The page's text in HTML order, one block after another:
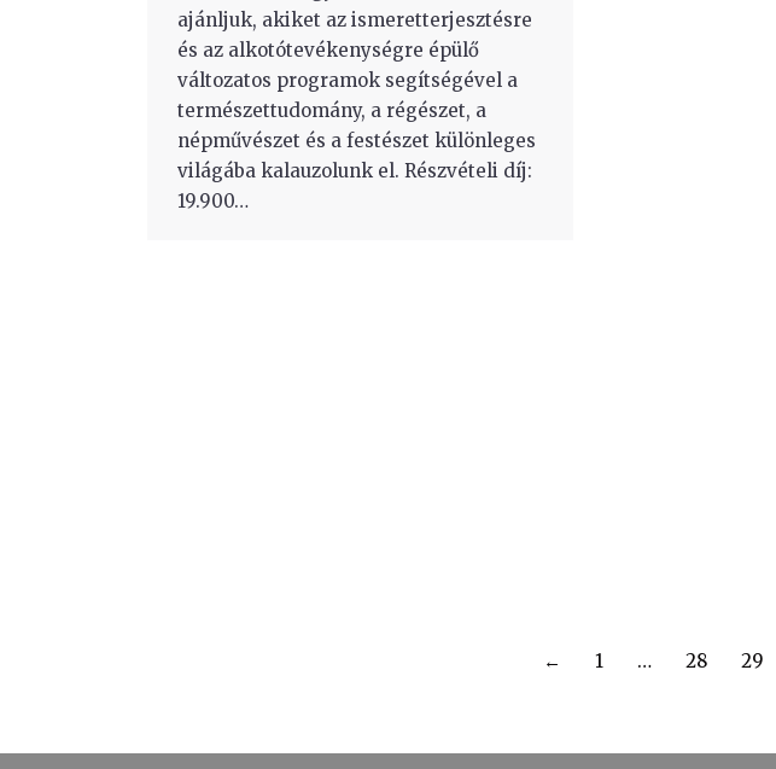
ajánljuk, akiket az ismeretterjesztésre
és az alkotótevékenységre épülő
változatos programok segítségével a
természettudomány, a régészet, a
népművészet és a festészet különleges
világába kalauzolunk el. Részvételi díj:
19.900…
← 1 … 28 29